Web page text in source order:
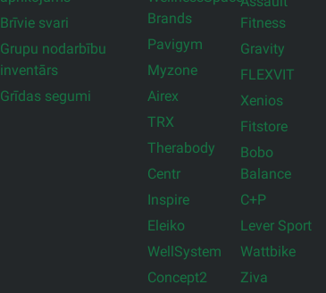
Brīvie svari
Grupu nodarbību
inventārs
Grīdas segumi
Brands
Pavigym
Myzone
Airex
TRX
Therabody
Centr
Inspire
Eleiko
WellSystem
Concept2
Fitness
Gravity
FLEXVIT
Xenios
Fitstore
Bobo
Balance
C+P
Lever Sport
Wattbike
Ziva